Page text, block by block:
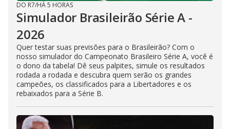
DO R7/HÁ 5 HORAS
Simulador Brasileirão Série A -
2026
Quer testar suas previsões para o Brasileirão? Com o
nosso simulador do Campeonato Brasileiro Série A, você é
o dono da tabela! Dê seus palpites, simule os resultados
rodada a rodada e descubra quem serão os grandes
campeões, os classificados para a Libertadores e os
rebaixados para a Série B.